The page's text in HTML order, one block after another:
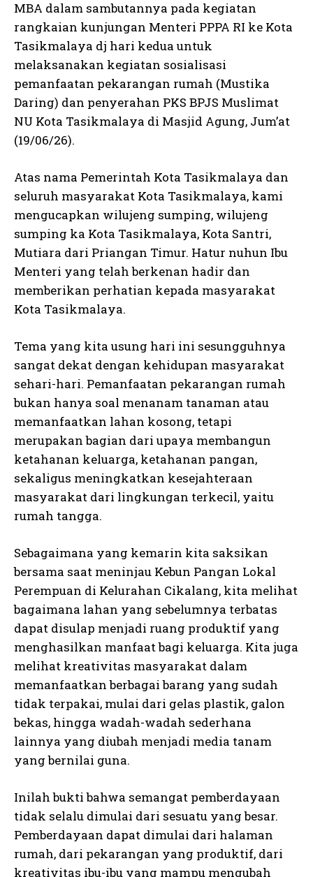
MBA dalam sambutannya pada kegiatan
rangkaian kunjungan Menteri PPPA RI ke Kota
Tasikmalaya dj hari kedua untuk
melaksanakan kegiatan sosialisasi
pemanfaatan pekarangan rumah (Mustika
Daring) dan penyerahan PKS BPJS Muslimat
NU Kota Tasikmalaya di Masjid Agung, Jum’at
(19/06/26).
Atas nama Pemerintah Kota Tasikmalaya dan
seluruh masyarakat Kota Tasikmalaya, kami
mengucapkan wilujeng sumping, wilujeng
sumping ka Kota Tasikmalaya, Kota Santri,
Mutiara dari Priangan Timur. Hatur nuhun Ibu
Menteri yang telah berkenan hadir dan
memberikan perhatian kepada masyarakat
Kota Tasikmalaya.
Tema yang kita usung hari ini sesungguhnya
sangat dekat dengan kehidupan masyarakat
sehari-hari. Pemanfaatan pekarangan rumah
bukan hanya soal menanam tanaman atau
memanfaatkan lahan kosong, tetapi
merupakan bagian dari upaya membangun
ketahanan keluarga, ketahanan pangan,
sekaligus meningkatkan kesejahteraan
masyarakat dari lingkungan terkecil, yaitu
rumah tangga.
Sebagaimana yang kemarin kita saksikan
bersama saat meninjau Kebun Pangan Lokal
Perempuan di Kelurahan Cikalang, kita melihat
bagaimana lahan yang sebelumnya terbatas
dapat disulap menjadi ruang produktif yang
menghasilkan manfaat bagi keluarga. Kita juga
melihat kreativitas masyarakat dalam
memanfaatkan berbagai barang yang sudah
tidak terpakai, mulai dari gelas plastik, galon
bekas, hingga wadah-wadah sederhana
lainnya yang diubah menjadi media tanam
yang bernilai guna.
Inilah bukti bahwa semangat pemberdayaan
tidak selalu dimulai dari sesuatu yang besar.
Pemberdayaan dapat dimulai dari halaman
rumah, dari pekarangan yang produktif, dari
kreativitas ibu-ibu yang mampu mengubah